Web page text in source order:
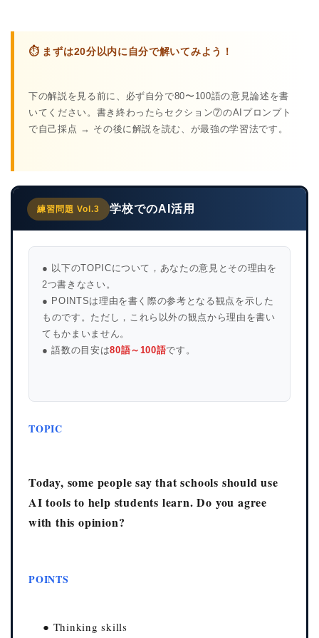
⏱ まずは20分以内に自分で解いてみよう！
下の解説を見る前に、必ず自分で80〜100語の意見論述を書
いてください。書き終わったらセクション⑦のAIプロンプト
で自己採点 → その後に解説を読む、が最強の学習法です。
練習問題 Vol.3 学校でのAI活用
● 以下のTOPICについて，あなたの意見とその理由を
2つ書きなさい。
● POINTSは理由を書く際の参考となる観点を示した
ものです。ただし，これら以外の観点から理由を書い
てもかまいません。
● 語数の目安は80語～100語です。
TOPIC
Today, some people say that schools should use
AI tools to help students learn. Do you agree
with this opinion?
POINTS
● Thinking skills